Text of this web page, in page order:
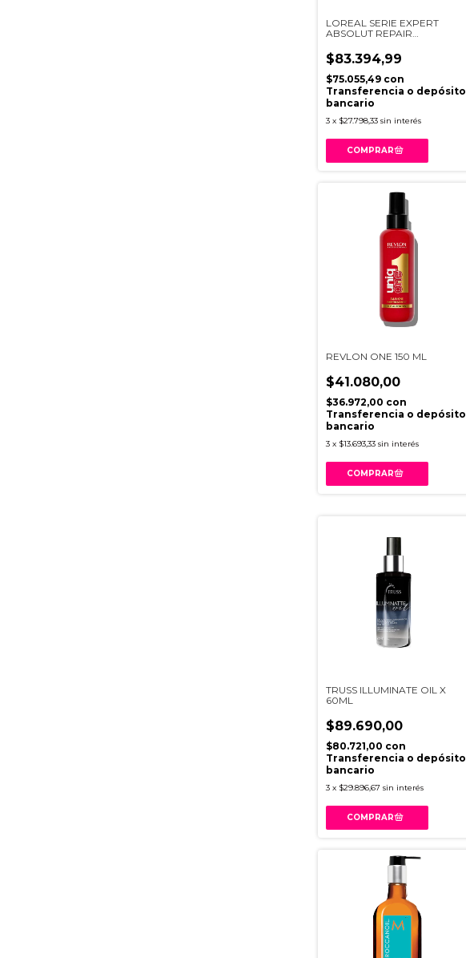
LOREAL SERIE EXPERT
ABSOLUT REPAIR
V034
$83.394,99
$75.055,49 con
Transferencia o depósito
bancario
3 x $27.798,33 sin interés
REVLON ONE 150 ML
$41.080,00
$36.972,00 con
Transferencia o depósito
bancario
3 x $13.693,33 sin interés
TRUSS ILLUMINATE OIL X
60ML
$89.690,00
$80.721,00 con
Transferencia o depósito
bancario
3 x $29.896,67 sin interés